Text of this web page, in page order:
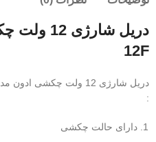
12F
:
دارای حالت چکشی